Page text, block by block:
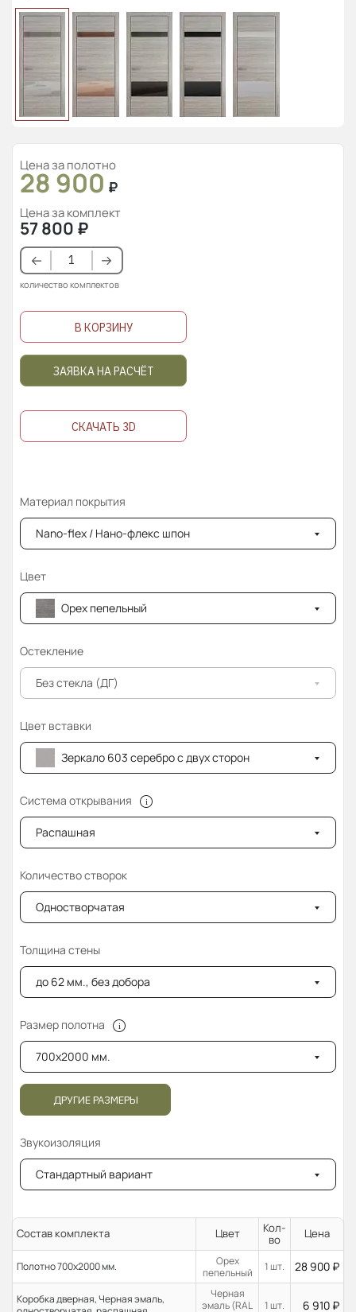
Цена за полотно
28 900 ₽
Цена за комплект
57 800 ₽
количество комплектов
В КОРЗИНУ
ЗАЯВКА НА РАСЧЁТ
СКАЧАТЬ 3D
Материал покрытия
Nano-flex / Нано-флекс шпон
Цвет
Орех пепельный
Остекление
Без стекла (ДГ)
Цвет вставки
Зеркало 603 серебро с двух сторон
Система открывания
Распашная
Количество створок
Одностворчатая
Толщина стены
до 62 мм., без добора
Размер полотна
700x2000 мм.
ДРУГИЕ РАЗМЕРЫ
Звукоизоляция
Стандартный вариант
Состав комплекта Цвет
Кол-
во
Цена
Полотно 700x2000 мм.
Орех
пепельный
1 шт. 28 900 ₽
Коробка дверная, Черная эмаль,
Черная
эмаль (RAL
1 шт. 6 910 ₽